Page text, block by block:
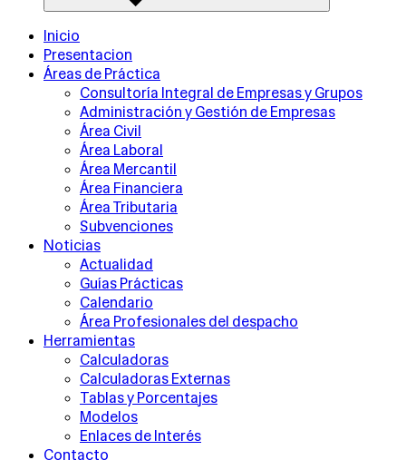
Inicio
Presentacion
Áreas de Práctica
Consultoría Integral de Empresas y Grupos
Administración y Gestión de Empresas
Área Civil
Área Laboral
Área Mercantil
Área Financiera
Área Tributaria
Subvenciones
Noticias
Actualidad
Guías Prácticas
Calendario
Área Profesionales del despacho
Herramientas
Calculadoras
Calculadoras Externas
Tablas y Porcentajes
Modelos
Enlaces de Interés
Contacto